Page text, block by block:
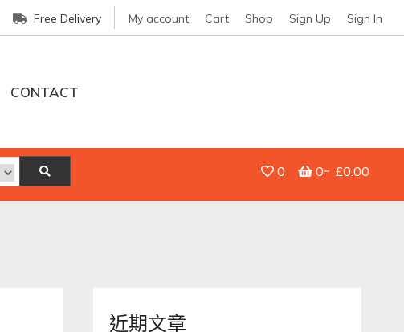
Free Delivery My account Cart Shop Sign Up Sign In
CONTACT
0 0 £0.00
近期文章